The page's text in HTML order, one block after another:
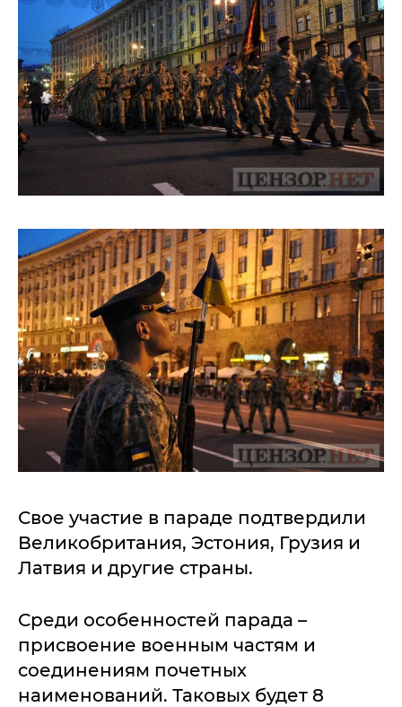
Свое участие в параде подтвердили
Великобритания, Эстония, Грузия и
Латвия и другие страны.
Среди особенностей парада –
присвоение военным частям и
соединениям почетных
наименований. Таковых будет 8